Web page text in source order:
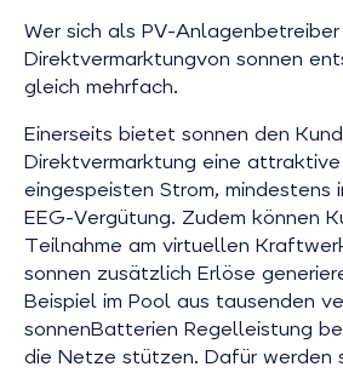
Wer sich als PV-
Direktvermarktungvon sonnen
gleich mehrfach.
Einerseits bietet sonnen den
Direktvermarktung eine
eingespeisten Strom, mindestens
EEG-Vergütung. Zudem können
Teilnahme am virtuellen
sonnen zusätzlich Erlöse
Beispiel im Pool aus tausenden
sonnenBatterien Regelleistung
die Netze stützen. Dafür werden